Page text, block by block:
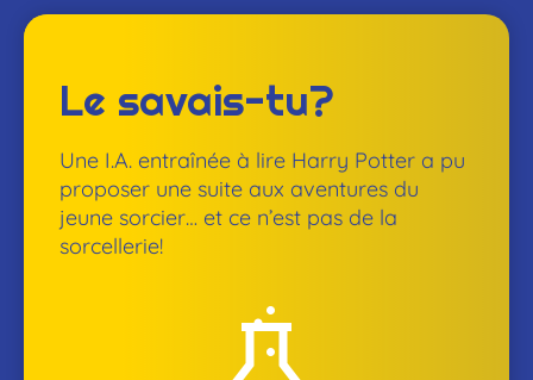
Le savais-tu?
Une I.A. entraînée à lire Harry Potter a pu
proposer une suite aux aventures du
jeune sorcier… et ce n’est pas de la
sorcellerie!